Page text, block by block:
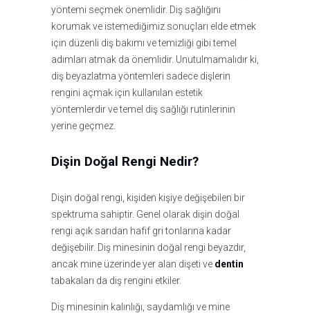
yöntemi seçmek önemlidir. Diş sağlığını
korumak ve istemediğimiz sonuçları elde etmek
için düzenli diş bakımı ve temizliği gibi temel
adımları atmak da önemlidir. Unutulmamalıdır ki,
diş beyazlatma yöntemleri sadece dişlerin
rengini açmak için kullanılan estetik
yöntemlerdir ve temel diş sağlığı rutinlerinin
yerine geçmez.
Dişin Doğal Rengi Nedir?
Dişin doğal rengi, kişiden kişiye değişebilen bir
spektruma sahiptir. Genel olarak dişin doğal
rengi açık sarıdan hafif gri tonlarına kadar
değişebilir. Diş minesinin doğal rengi beyazdır,
ancak mine üzerinde yer alan dişeti ve dentin
tabakaları da diş rengini etkiler.
Diş minesinin kalınlığı, saydamlığı ve mine